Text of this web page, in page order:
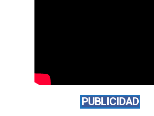
PUBLICIDAD